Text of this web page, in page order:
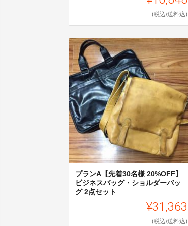
(税込/送料込)
プランA【先着30名様 20%OFF】
ビジネスバッグ・ショルダーバッ
グ 2点セット
¥31,363
(税込/送料込)